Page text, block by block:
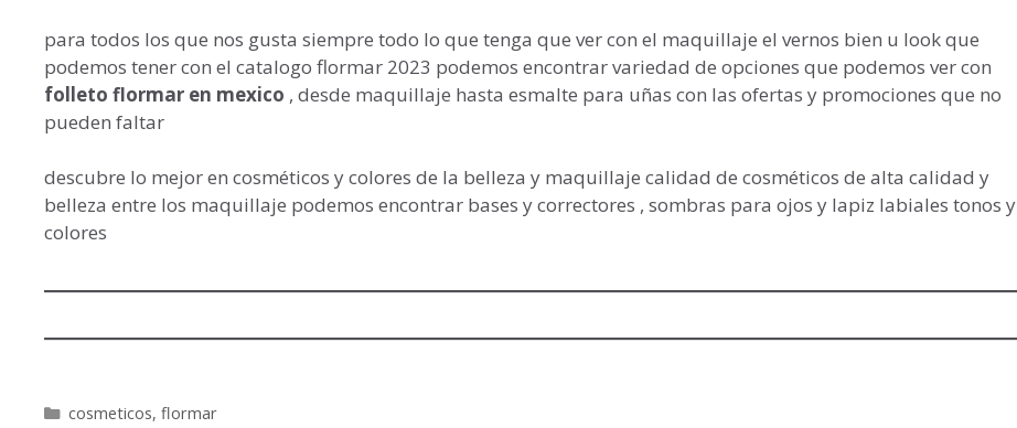
para todos los que nos gusta siempre todo lo que tenga que ver con el maquillaje el vernos bien u look que
podemos tener con el catalogo flormar 2023 podemos encontrar variedad de opciones que podemos ver con
folleto flormar en mexico , desde maquillaje hasta esmalte para uñas con las ofertas y promociones que no
pueden faltar
descubre lo mejor en cosméticos y colores de la belleza y maquillaje calidad de cosméticos de alta calidad y
belleza entre los maquillaje podemos encontrar bases y correctores , sombras para ojos y lapiz labiales tonos y
colores
Categorías
cosmeticos, flormar